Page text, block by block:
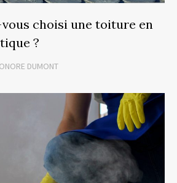
choisi une toiture en
?
DUMONT